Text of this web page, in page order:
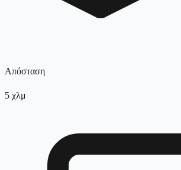
Απόσταση
5 χλμ